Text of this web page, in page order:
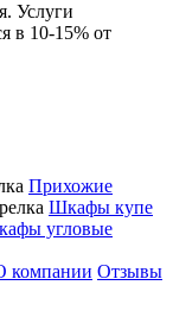
Услуги
в 10-15% от
Прихожие
Шкафы купе
угловые
компании Отзывы